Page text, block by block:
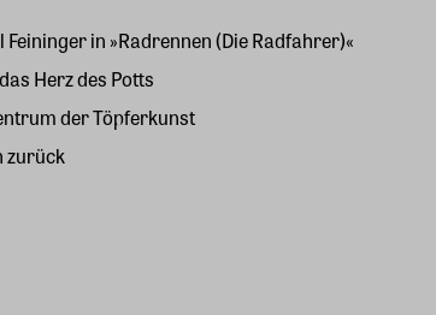
in »Radrennen (Die Radfahrer)«
Herz des Potts
der Töpferkunst
zurück